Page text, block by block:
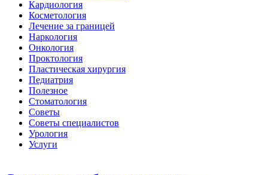
Кардиология
Косметология
Лечение за границей
Наркология
Онкология
Проктология
Пластическая хирургия
Педиатрия
Полезное
Стоматология
Советы
Советы специалистов
Урология
Услуги